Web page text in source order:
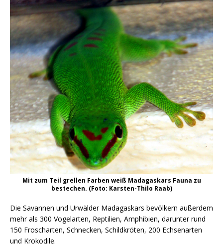
Mit zum Teil grellen Farben weiß Madagaskars Fauna zu
bestechen. (Foto: Karsten-Thilo Raab)
Die Savannen und Urwälder Madagaskars bevölkern außerdem
mehr als 300 Vogelarten, Reptilien, Amphibien, darunter rund
150 Froscharten, Schnecken, Schildkröten, 200 Echsenarten
und Krokodile.